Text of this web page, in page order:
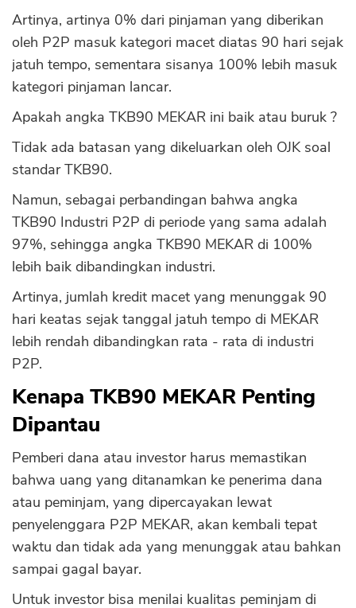
Artinya, artinya 0% dari pinjaman yang diberikan
oleh P2P masuk kategori macet diatas 90 hari sejak
jatuh tempo, sementara sisanya 100% lebih masuk
kategori pinjaman lancar.
Apakah angka TKB90 MEKAR ini baik atau buruk ?
Tidak ada batasan yang dikeluarkan oleh OJK soal
standar TKB90.
Namun, sebagai perbandingan bahwa angka
TKB90 Industri P2P di periode yang sama adalah
97%, sehingga angka TKB90 MEKAR di 100%
lebih baik dibandingkan industri.
Artinya, jumlah kredit macet yang menunggak 90
hari keatas sejak tanggal jatuh tempo di MEKAR
lebih rendah dibandingkan rata - rata di industri
P2P.
Kenapa TKB90 MEKAR Penting
Dipantau
Pemberi dana atau investor harus memastikan
bahwa uang yang ditanamkan ke penerima dana
atau peminjam, yang dipercayakan lewat
penyelenggara P2P MEKAR, akan kembali tepat
waktu dan tidak ada yang menunggak atau bahkan
sampai gagal bayar.
Untuk investor bisa menilai kualitas peminjam di